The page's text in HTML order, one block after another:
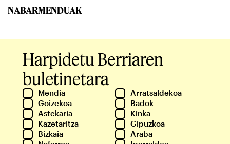
NABARMENDUAK
Harpidetu Berriaren
buletinetara
Mendia
Arratsaldekoa
Goizekoa
Badok
Astekaria
Kinka
Kazetaritza
Gipuzkoa
Bizkaia
Araba